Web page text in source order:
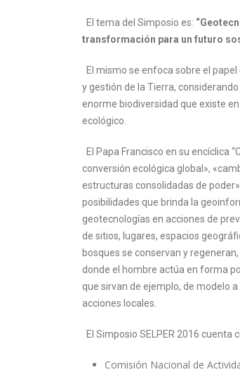
El tema del Simposio es:
transformación para un futuro
El mismo se enfoca sobre el
y gestión de la Tierra,
enorme biodiversidad que existe
ecológico.
El Papa Francisco en su encíclica
conversión ecológica global»,
estructuras consolidadas de
posibilidades que brinda la
geotecnologías en acciones de
de sitios, lugares, espacios
bosques se conservan y
donde el hombre actúa en forma
que sirvan de ejemplo, de modelo
acciones locales.
El Simposio SELPER 2016 cuenta
Comisión Nacional de